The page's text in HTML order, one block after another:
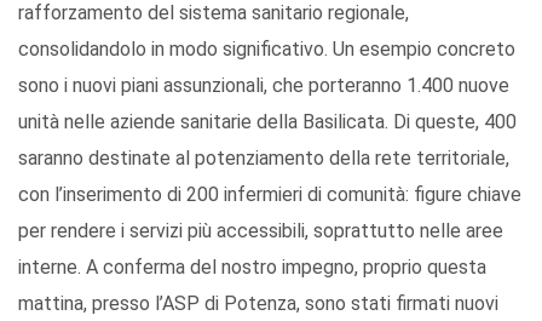
rafforzamento del sistema sanitario regionale,
consolidandolo in modo significativo. Un esempio concreto
sono i nuovi piani assunzionali, che porteranno 1.400 nuove
unità nelle aziende sanitarie della Basilicata. Di queste, 400
saranno destinate al potenziamento della rete territoriale,
con l’inserimento di 200 infermieri di comunità: figure chiave
per rendere i servizi più accessibili, soprattutto nelle aree
interne. A conferma del nostro impegno, proprio questa
mattina, presso l’ASP di Potenza, sono stati firmati nuovi